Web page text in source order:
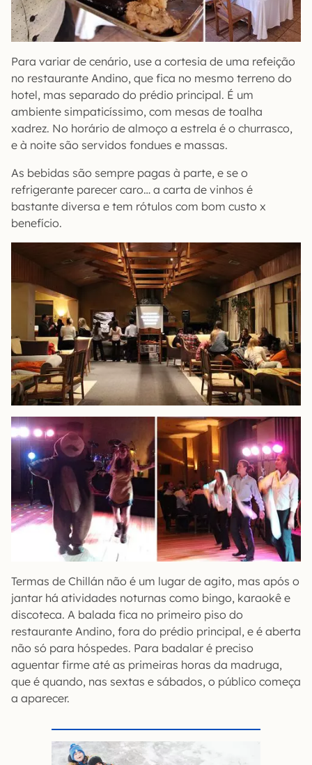
Para variar de cenário, use a cortesia de uma refeição
no restaurante Andino, que fica no mesmo terreno do
hotel, mas separado do prédio principal. É um
ambiente simpaticíssimo, com mesas de toalha
xadrez. No horário de almoço a estrela é o churrasco,
e à noite são servidos fondues e massas.
As bebidas são sempre pagas à parte, e se o
refrigerante parecer caro… a carta de vinhos é
bastante diversa e tem rótulos com bom custo x
benefício.
Termas de Chillán não é um lugar de agito, mas após o
jantar há atividades noturnas como bingo, karaokê e
discoteca. A balada fica no primeiro piso do
restaurante Andino, fora do prédio principal, e é aberta
não só para hóspedes. Para badalar é preciso
aguentar firme até as primeiras horas da madruga,
que é quando, nas sextas e sábados, o público começa
a aparecer.